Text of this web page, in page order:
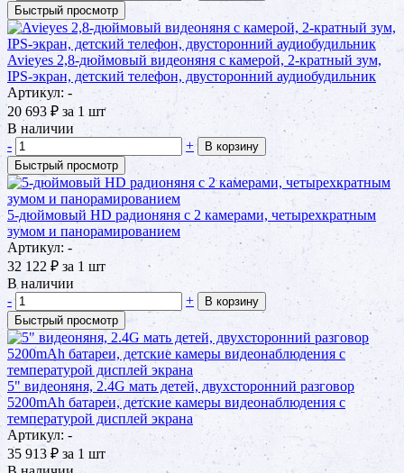
Быстрый просмотр
Avieyes 2,8-дюймовый видеоняня с камерой, 2-кратный зум,
IPS-экран, детский телефон, двусторонний аудиобудильник
Артикул: -
20 693 ₽ за 1 шт
В наличии
-
+
В корзину
Быстрый просмотр
5-дюймовый HD радионяня с 2 камерами, четырехкратным
зумом и панорамированием
Артикул: -
32 122 ₽ за 1 шт
В наличии
-
+
В корзину
Быстрый просмотр
5" видеоняня, 2.4G мать детей, двухсторонний разговор
5200mAh батареи, детские камеры видеонаблюдения с
температурой дисплей экрана
Артикул: -
35 913 ₽ за 1 шт